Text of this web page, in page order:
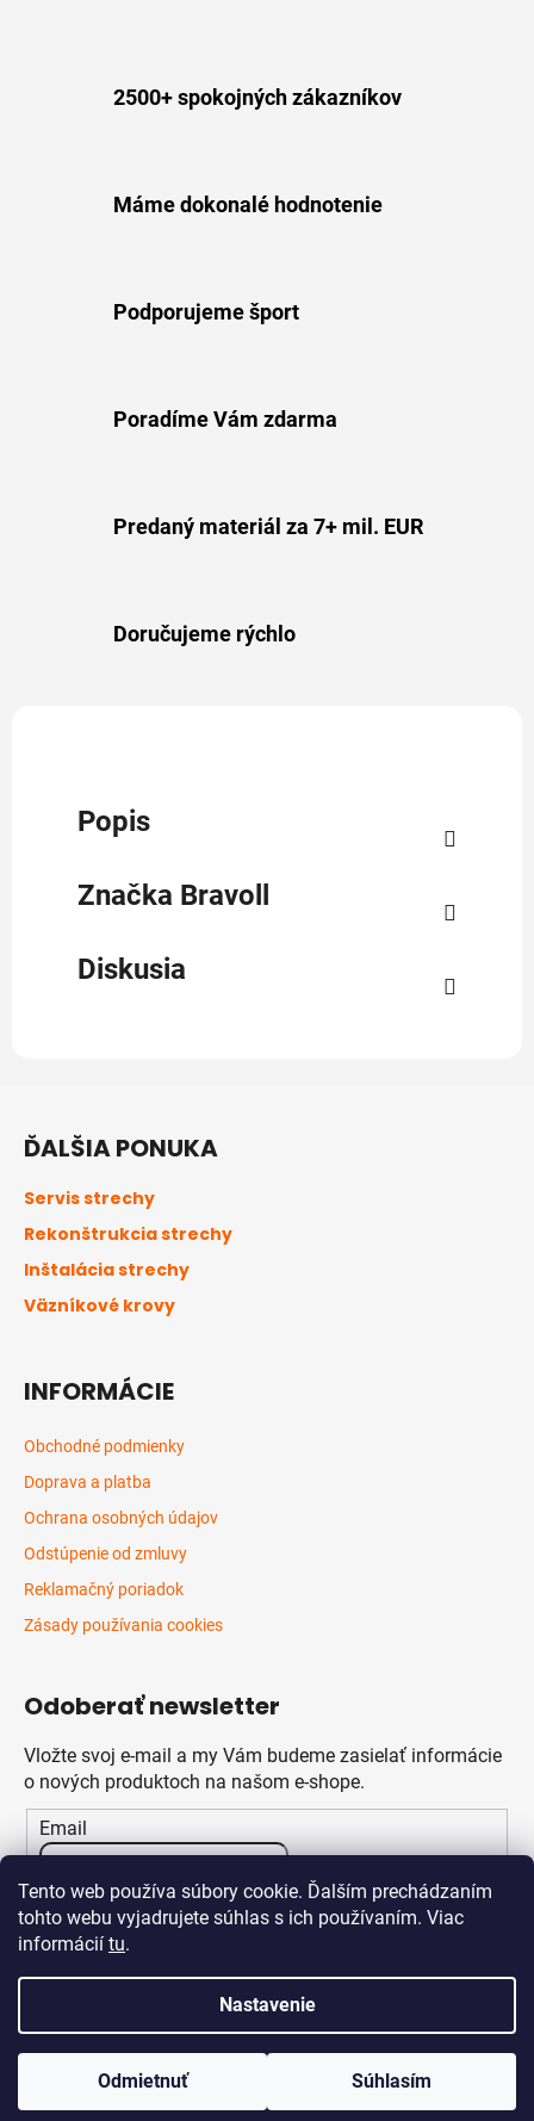
Tento web používa súbory cookie. Ďalším prechádzaním
tohto webu vyjadrujete súhlas s ich používaním. Viac
informácií tu.
Nastavenie
Odmietnuť Súhlasím
2500+ spokojných zákazníkov
Máme dokonalé hodnotenie
Podporujeme šport
Poradíme Vám zdarma
Predaný materiál za 7+ mil. EUR
Doručujeme rýchlo
Popis
Značka Bravoll
Diskusia
ĎALŠIA PONUKA
Servis strechy
Rekonštrukcia strechy
Inštalácia strechy
Väzníkové krovy
INFORMÁCIE
Obchodné podmienky
Doprava a platba
Ochrana osobných údajov
Odstúpenie od zmluvy
Reklamačný poriadok
Zásady používania cookies
Odoberať newsletter
Vložte svoj e-mail a my Vám budeme zasielať informácie
o nových produktoch na našom e-shope.
Email
Vložením e-mailu súhlasíte spodmienkami ochrany
osobných údajov
PRIHLÁSIŤ SA
Copyright 2026Klikstav.sk. Všetky práva vyhradené.